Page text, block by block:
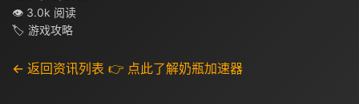
👁 3.0k 阅读
🏷 游戏攻略
← 返回资讯列表 👉 点此了解奶瓶加速器